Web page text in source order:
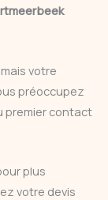
mais votre
préoccupez
premier contact
plus
votre devis